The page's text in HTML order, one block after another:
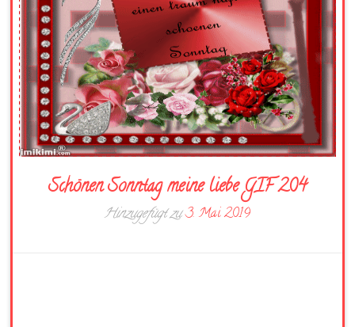
Schönen Sonntag meine liebe GIF 204
Hinzugefügt zu3. Mai 2019